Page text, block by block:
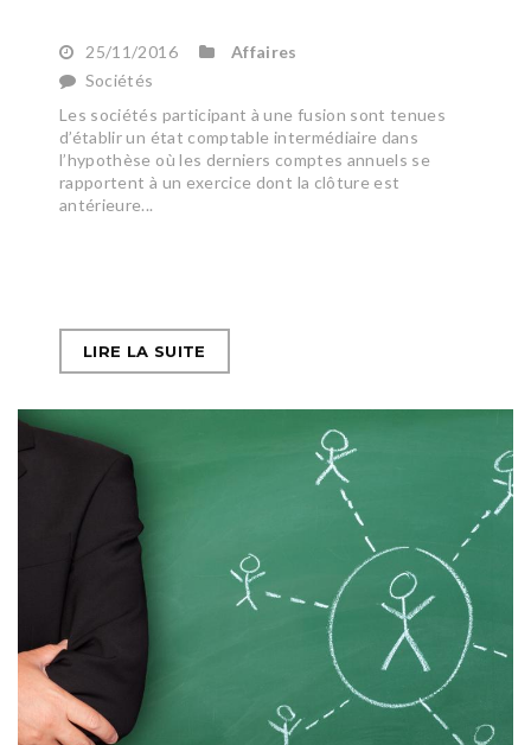
25/11/2016
Affaires
Sociétés
Les sociétés participant à une fusion sont tenues
d’établir un état comptable intermédiaire dans
l’hypothèse où les derniers comptes annuels se
rapportent à un exercice dont la clôture est
antérieure...
LIRE LA SUITE